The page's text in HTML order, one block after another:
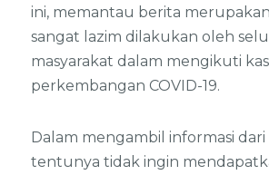
ini, memantau berita
sangat lazim dilakukan oleh
masyarakat dalam mengikuti
perkembangan COVID-19.
Dalam mengambil informasi dari
tentunya tidak ingin